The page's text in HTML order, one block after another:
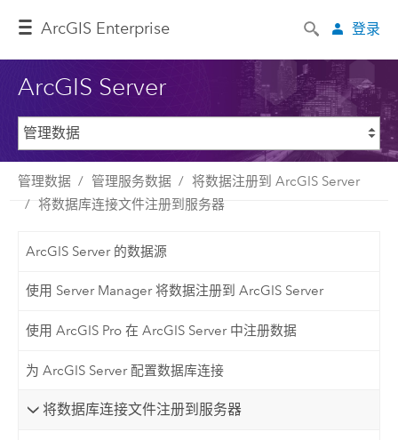
ArcGIS Enterprise 登录
ArcGIS Server
管理数据 管理服务数据
将数据注册到 ArcGIS Server
将数据库连接文件注册到服务器
ArcGIS Server 的数据源
使用 Server Manager 将数据注册到 ArcGIS Server
使用 ArcGIS Pro 在 ArcGIS Server 中注册数据
为 ArcGIS Server 配置数据库连接
将数据库连接文件注册到服务器